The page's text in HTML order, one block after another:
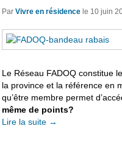
Par Vivre en résidence le 10 juin
Le Réseau FADOQ constitue
la province et la référence en
qu’être membre permet
même de points?
Lire la suite →